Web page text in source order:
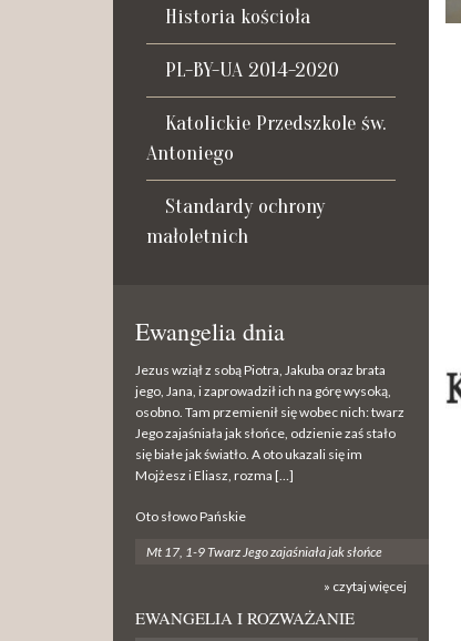
Historia kościoła
PL-BY-UA 2014-2020
Katolickie Przedszkole św.
Antoniego
Standardy ochrony
małoletnich
Ewangelia dnia
Jezus wziął z sobą Piotra, Jakuba oraz brata
jego, Jana, i zaprowadził ich na górę wysoką,
osobno. Tam przemienił się wobec nich: twarz
Jego zajaśniała jak słońce, odzienie zaś stało
się białe jak światło. A oto ukazali się im
Mojżesz i Eliasz, rozma […]
Oto słowo Pańskie
Mt 17, 1-9 Twarz Jego zajaśniała jak słońce
» czytaj więcej
EWANGELIA I ROZWAŻANIE